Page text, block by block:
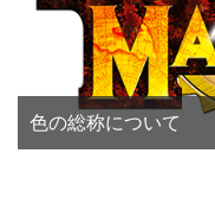
色の総称について